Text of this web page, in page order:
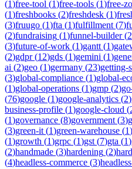
(1)free-tool (1)free-tools (1)free-
(1)freshbooks (2)freshdesk (1)
(3)fruugo (1)fta (1)fulfillment (7)
(2)fundraising (1)funnel-builder(2
(3)future-of-work (1)gantt (1)
(2)gdpr(12)gds (1)gemini (1)
ai (2)geo (1)germany (23)getting-
(3)global-compliance (1)global-
(1)global-operations (1)gmp (2)
(76)google (1)google-analytics (2)
business-profile (1)google-cloud (
(1)governance (8)government (3)
(3)green-it (1)green-warehouse (1)
(1)growth (1)grpc (1)gst (7)gta (1)
(2)handmade (3)hardening (2)
(4)headless-commerce (3)